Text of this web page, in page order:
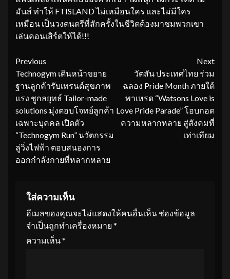
มันส์ ทำให้ FTISLAND ไม่เหมือนใคร และไม่มีใคร
เหมือน เป็นวงดนตรีที่สักครั้งในชีวิตต้องมาชมพวกเขา
เล่นคอนเสิร์ตให้ได้!!!
Continue
Reading
Previous
Technogym เดินหน้าขยาย
ฐานลูกค้ารับเทรนด์สุขภาพ
แรง ชูกลยุทธ์ Tailor-made
solutions มุ่งตอบโจทย์ลูกค้า
เฉพาะบุคคล เปิดตัว
“Technogym Run” นวัตกรรม
ลู่วิ่งไฟฟ้า ตอบสนองการ
ออกกำลังกายที่หลากหลาย
Next
วัตสัน ประเทศไทย ร่วม
ฉลอง Pride Month ภายใต้
พาเหรด “Watsons Love is
Love Pride Parade” โอบกอด
ความหลากหลาย สู่สังคมที่
เท่าเทียม
ใส่ความเห็น
อีเมลของคุณจะไม่แสดงให้คนอื่นเห็น ช่องข้อมูล
จำเป็นถูกทำเครื่องหมาย *
ความเห็น*